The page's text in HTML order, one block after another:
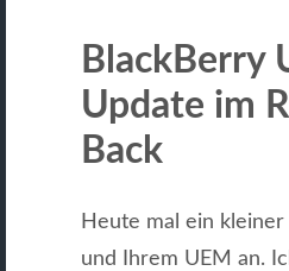
BlackBerry
Update im
Back
Heute mal ein
und Ihrem UEM an.